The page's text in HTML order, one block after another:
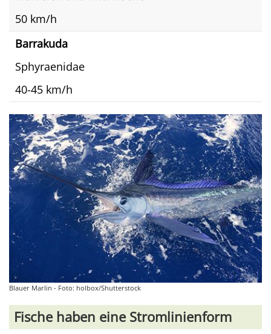
50 km/h
Barrakuda
Sphyraenidae
40-45 km/h
Blauer Marlin - Foto: holbox/Shutterstock
Fische haben eine Stromlinienform